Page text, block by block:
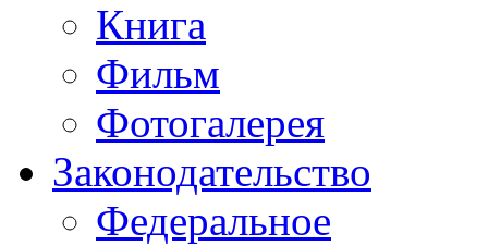
Книга
Фильм
Фотогалерея
Законодательство
Федеральное